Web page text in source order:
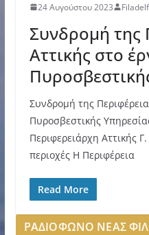
24 Αυγούστου 2023
Συνδρομή της
Αττικής στο
Συνδρομή της
Πυροσβεστικής
Περιφερειάρχη Αττικής
περιοχές Η Περιφέρεια
Read More
ΡΑΔΙΟΦΩΝΟ ΝΕΑΣ